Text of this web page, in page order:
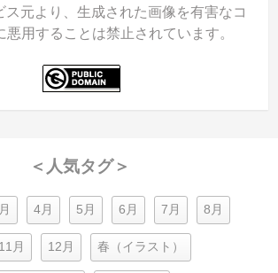
ス元より、生成された画像を有害なコ
用することは禁止されています。
＜人気タグ＞
4月 5月 6月 7月 8月
11月 12月 春（イラスト）